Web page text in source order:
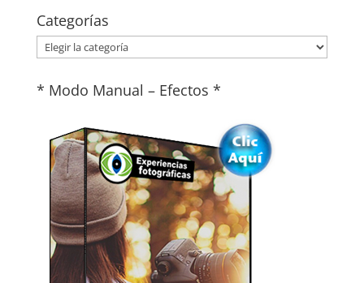
Categorías
Categorías
* Modo Manual – Efectos *